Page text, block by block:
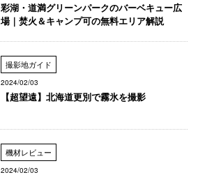
彩湖・道満グリーンパークのバーベキュー広
場｜焚火＆キャンプ可の無料エリア解説
撮影地ガイド
2024/02/03
【超望遠】北海道更別で霧氷を撮影
機材レビュー
2024/02/03